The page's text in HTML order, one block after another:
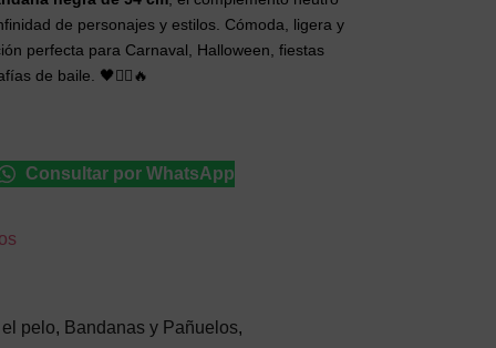
de personajes y estilos. Cómoda, ligera y
perfecta para Carnaval, Halloween, fiestas
de baile. 🖤🏴‍☠️🔥
Consultar por WhatsApp
pelo, Bandanas y Pañuelos,